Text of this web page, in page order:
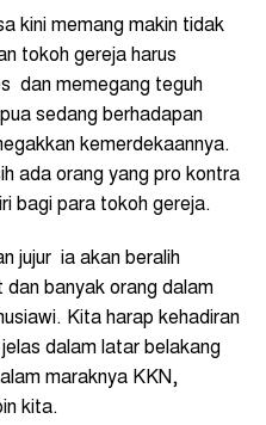
kini memang makin tidak
tokoh gereja harus
dan memegang teguh
sedang berhadapan
kemerdekaannya.
ada orang yang pro kontra
bagi para tokoh gereja.
jujur ia akan beralih
banyak orang dalam
Kita harap kehadiran
dalam latar belakang
maraknya KKN,
kita.